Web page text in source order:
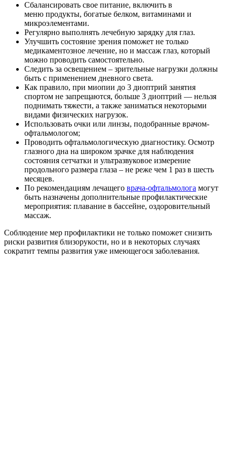
Сбалансировать свое питание, включить в
меню продукты, богатые белком, витаминами и
микроэлементами.
Регулярно выполнять лечебную зарядку для глаз.
Улучшить состояние зрения поможет не только
медикаментозное лечение, но и массаж глаз, который
можно проводить самостоятельно.
Следить за освещением – зрительные нагрузки должны
быть с применением дневного света.
Как правило, при миопии до 3 диоптрий занятия
спортом не запрещаются, больше 3 диоптрий — нельзя
поднимать тяжести, а также заниматься некоторыми
видами физических нагрузок.
Использовать очки или линзы, подобранные врачом-
офтальмологом;
Проводить офтальмологическую диагностику. Осмотр
глазного дна на широком зрачке для наблюдения
состояния сетчатки и ультразвуковое измерение
продольного размера глаза – не реже чем 1 раз в шесть
месяцев.
По рекомендациям лечащего врача-офтальмолога могут
быть назначены дополнительные профилактические
мероприятия: плавание в бассейне, оздоровительный
массаж.
Соблюдение мер профилактики не только поможет снизить
риски развития близорукости, но и в некоторых случаях
сократит темпы развития уже имеющегося заболевания.